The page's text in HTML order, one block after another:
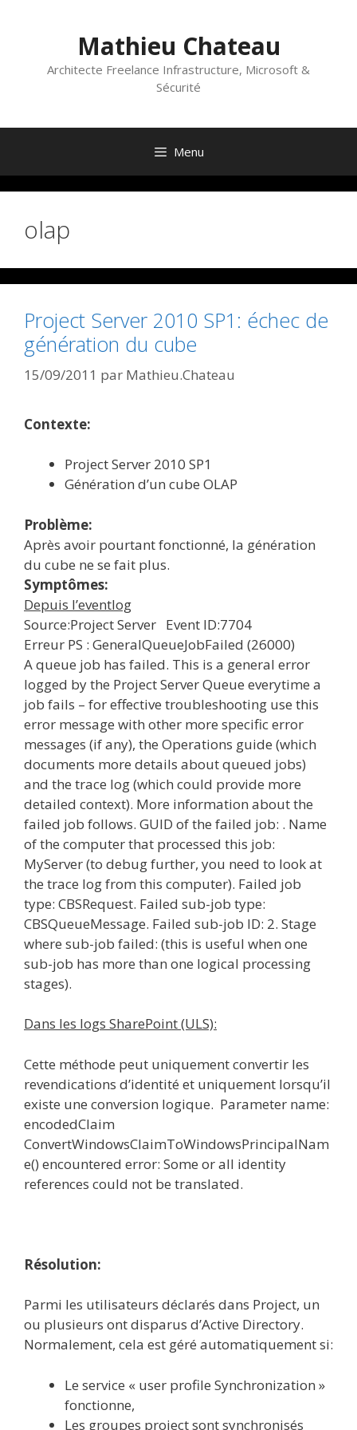
Mathieu Chateau
Architecte Freelance Infrastructure, Microsoft &
Sécurité
Menu
olap
Project Server 2010 SP1: échec de
génération du cube
15/09/2011 par Mathieu.Chateau
Contexte:
Project Server 2010 SP1
Génération d’un cube OLAP
Problème:
Après avoir pourtant fonctionné, la génération
du cube ne se fait plus.
Symptômes:
Depuis l’eventlog
Source:Project Server Event ID:7704
Erreur PS : GeneralQueueJobFailed (26000)
A queue job has failed. This is a general error
logged by the Project Server Queue everytime a
job fails – for effective troubleshooting use this
error message with other more specific error
messages (if any), the Operations guide (which
documents more details about queued jobs)
and the trace log (which could provide more
detailed context). More information about the
failed job follows. GUID of the failed job: . Name
of the computer that processed this job:
MyServer (to debug further, you need to look at
the trace log from this computer). Failed job
type: CBSRequest. Failed sub-job type:
CBSQueueMessage. Failed sub-job ID: 2. Stage
where sub-job failed: (this is useful when one
sub-job has more than one logical processing
stages).
Dans les logs SharePoint (ULS):
Cette méthode peut uniquement convertir les
revendications d’identité et uniquement lorsqu’il
existe une conversion logique. Parameter name:
encodedClaim
ConvertWindowsClaimToWindowsPrincipalNam
e() encountered error: Some or all identity
references could not be translated.
Résolution:
Parmi les utilisateurs déclarés dans Project, un
ou plusieurs ont disparus d’Active Directory.
Normalement, cela est géré automatiquement si:
Le service « user profile Synchronization »
fonctionne,
Les groupes project sont synchronisés